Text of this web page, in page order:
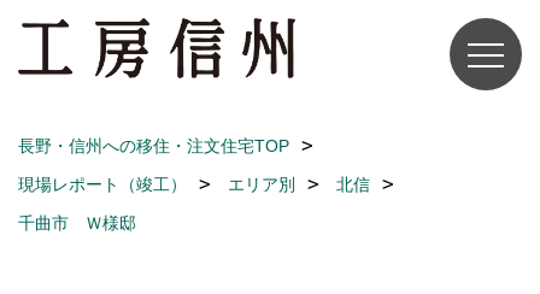
長野・信州への移住・注文住宅TOP
現場レポート（竣工）
エリア別
北信
千曲市 Ｗ様邸